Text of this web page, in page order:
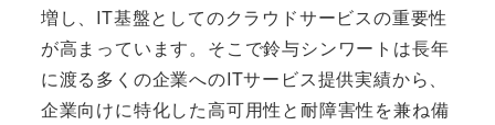
増し、IT基盤としてのクラウドサービスの重要性
が高まっています。そこで鈴与シンワートは長年
に渡る多くの企業へのITサービス提供実績から、
企業向けに特化した高可用性と耐障害性を兼ね備